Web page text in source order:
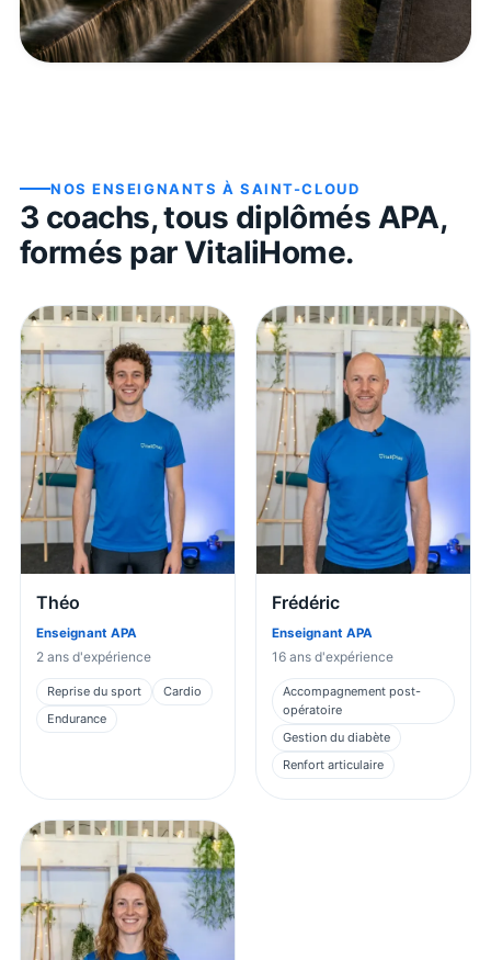
NOS ENSEIGNANTS ÀSAINT-CLOUD
3 coachs, tous diplômés APA,
formés par VitaliHome.
Théo
Enseignant APA
2 ans d'expérience
Reprise du sport
Cardio
Endurance
Frédéric
Enseignant APA
16 ans d'expérience
Accompagnement post-
opératoire
Gestion du diabète
Renfort articulaire